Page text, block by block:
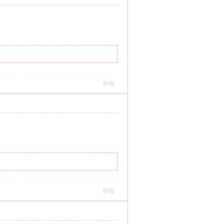
舉報
舉報